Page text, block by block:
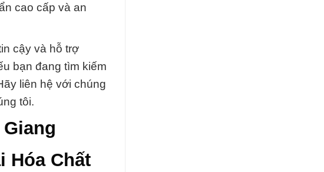
cao cấp và an
cậy và hỗ trợ
bạn đang tìm kiếm
liên hệ với chúng
tôi.
Hóa Chất